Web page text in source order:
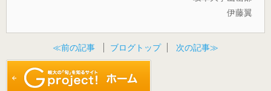
伊藤翼
≪前の記事 ブログトップ 次の記事≫